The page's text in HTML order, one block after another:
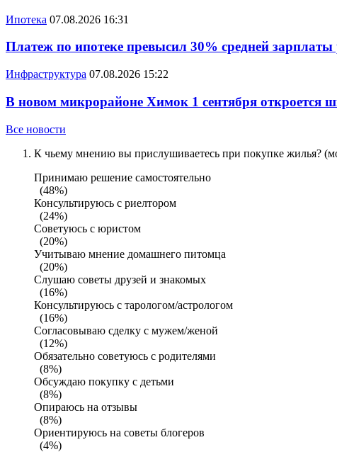
Ипотека 07.08.2026 16:31
Платеж по ипотеке превысил 30% средней зарплаты
Инфраструктура 07.08.2026 15:22
В новом микрорайоне Химок 1 сентября откроется
Все новости
К чьему мнению вы прислушиваетесь при покупке жилья?
Принимаю решение самостоятельно
(48%)
Консультируюсь с риелтором
(24%)
Советуюсь с юристом
(20%)
Учитываю мнение домашнего питомца
(20%)
Слушаю советы друзей и знакомых
(16%)
Консультируюсь с тарологом/астрологом
(16%)
Согласовываю сделку с мужем/женой
(12%)
Обязательно советуюсь с родителями
(8%)
Обсуждаю покупку с детьми
(8%)
Опираюсь на отзывы
(8%)
Ориентируюсь на советы блогеров
(4%)